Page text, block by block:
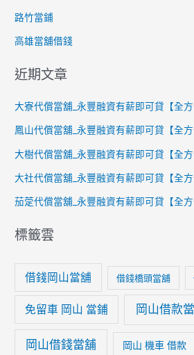
路竹當鋪
高雄當舖借錢
近期文章
大寮代償當舖_永豐融資有薪即可貸【全方
鳳山代償當舖_永豐融資有薪即可貸【全方
大樹代償當舖_永豐融資有薪即可貸【全方
大社代償當舖_永豐融資有薪即可貸【全方
茄萣代償當舖_永豐融資有薪即可貸【全方
標籤雲
借錢岡山當舖 借錢橋頭當舖
免留車 岡山 當鋪 岡山借款
岡山借錢當舖 岡山 機車 借款